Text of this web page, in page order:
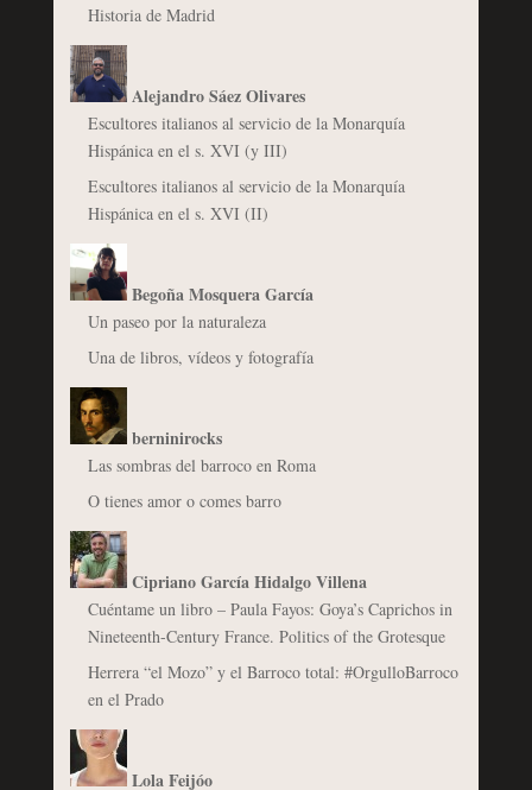
Historia de Madrid
Alejandro Sáez Olivares
Escultores italianos al servicio de la Monarquía
Hispánica en el s. XVI (y III)
Escultores italianos al servicio de la Monarquía
Hispánica en el s. XVI (II)
Begoña Mosquera García
Un paseo por la naturaleza
Una de libros, vídeos y fotografía
berninirocks
Las sombras del barroco en Roma
O tienes amor o comes barro
Cipriano García Hidalgo Villena
Cuéntame un libro – Paula Fayos: Goya’s Caprichos in
Nineteenth-Century France. Politics of the Grotesque
Herrera “el Mozo” y el Barroco total: #OrgulloBarroco
en el Prado
Lola Feijóo